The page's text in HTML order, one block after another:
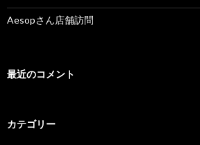
Aesopさん店舗訪問
最近のコメント
カテゴリー